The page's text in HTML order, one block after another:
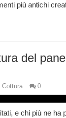
più antichi
del
Cottura 0
e chi più ne ha